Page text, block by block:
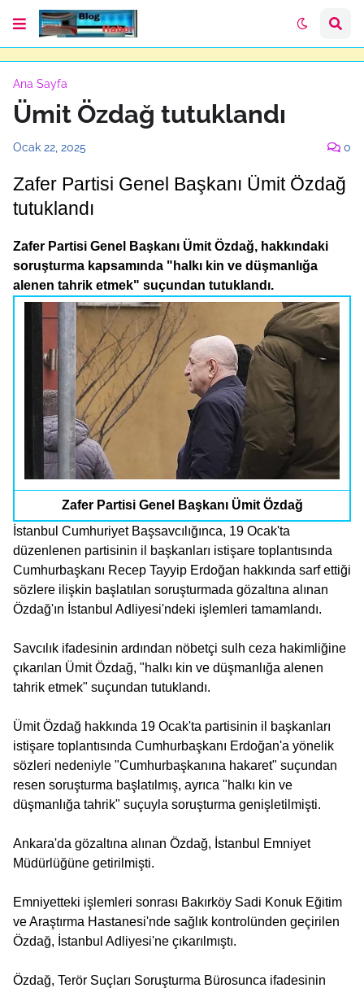
Ana Sayfa
Ümit Özdağ tutuklandı
Ocak 22, 2025 0
Zafer Partisi Genel Başkanı Ümit Özdağ
tutuklandı
Zafer Partisi Genel Başkanı Ümit Özdağ, hakkındaki
soruşturma kapsamında "halkı kin ve düşmanlığa
alenen tahrik etmek" suçundan tutuklandı.
Zafer Partisi Genel Başkanı Ümit Özdağ
İstanbul Cumhuriyet Başsavcılığınca, 19 Ocak'ta
düzenlenen partisinin il başkanları istişare toplantısında
Cumhurbaşkanı Recep Tayyip Erdoğan hakkında sarf ettiği
sözlere ilişkin başlatılan soruşturmada gözaltına alınan
Özdağ'ın İstanbul Adliyesi'ndeki işlemleri tamamlandı.
Savcılık ifadesinin ardından nöbetçi sulh ceza hakimliğine
çıkarılan Ümit Özdağ, "halkı kin ve düşmanlığa alenen
tahrik etmek" suçundan tutuklandı.
Ümit Özdağ hakkında 19 Ocak'ta partisinin il başkanları
istişare toplantısında Cumhurbaşkanı Erdoğan'a yönelik
sözleri nedeniyle "Cumhurbaşkanına hakaret" suçundan
resen soruşturma başlatılmış, ayrıca "halkı kin ve
düşmanlığa tahrik" suçuyla soruşturma genişletilmişti.
Ankara'da gözaltına alınan Özdağ, İstanbul Emniyet
Müdürlüğüne getirilmişti.
Emniyetteki işlemleri sonrası Bakırköy Sadi Konuk Eğitim
ve Araştırma Hastanesi'nde sağlık kontrolünden geçirilen
Özdağ, İstanbul Adliyesi'ne çıkarılmıştı.
Özdağ, Terör Suçları Soruşturma Bürosunca ifadesinin